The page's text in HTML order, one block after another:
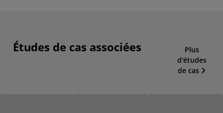
Études de cas associées
Plus
d'études
de cas